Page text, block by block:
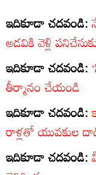
ఇదికూడా చదవండి:
అడవికి వెళ్లి
ఇదికూడా చదవండి:
తీర్మానం చేయండి
ఇదికూడా చదవండి:
రాళ్లతో యువకుల
ఇదికూడా చదవండి: